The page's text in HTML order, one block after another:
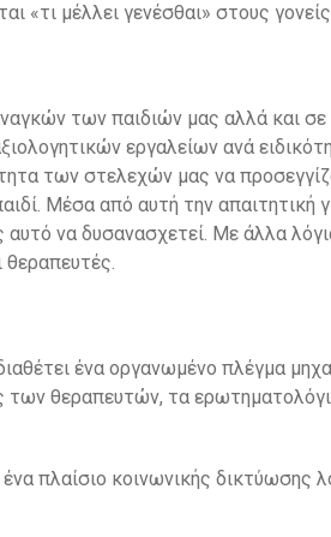
«τι μέλλει γενέσθαι» στους
των παιδιών μας αλλά και σε
εργαλείων ανά
των στελεχών μας να
Μέσα από αυτή την απαιτητική
αυτό να δυσανασχετεί. Με άλλα
θεραπευτές.
ένα οργανωμένο πλέγμα
θεραπευτών, τα
πλαίσιο κοινωνικής δικτύωσης